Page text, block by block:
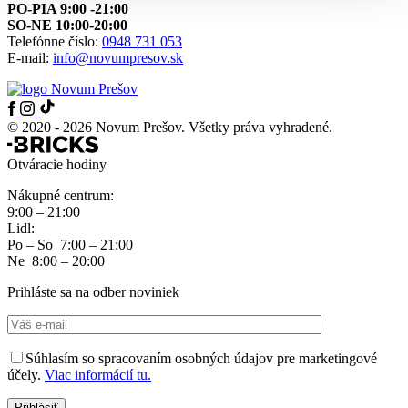
PO-PIA 9:00 -21:00
SO-NE 10:00-20:00
Telefónne číslo: 0948 731 053
E-mail: info@novumpresov.sk
© 2020 - 2026 Novum Prešov. Všetky práva vyhradené.
Otváracie hodiny
Nákupné centrum:
9:00 – 21:00
Lidl:
Po – So 7:00 – 21:00
Ne 8:00 – 20:00
Prihláste sa na odber noviniek
Súhlasím so spracovaním osobných údajov pre marketingové
účely. Viac informácií tu.